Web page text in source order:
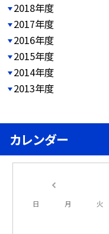
2018年度
2017年度
2016年度
2015年度
2014年度
2013年度
カレンダー
日 月 火